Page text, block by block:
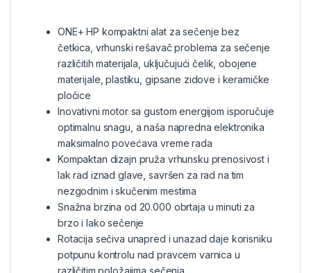
ONE+ HP kompaktni alat za sečenje bez
četkica, vrhunski rešavač problema za sečenje
različitih materijala, uključujući čelik, obojene
materijale, plastiku, gipsane zidove i keramičke
pločice
Inovativni motor sa gustom energijom isporučuje
optimalnu snagu, a naša napredna elektronika
maksimalno povećava vreme rada
Kompaktan dizajn pruža vrhunsku prenosivost i
lak rad iznad glave, savršen za rad na tim
nezgodnim i skučenim mestima
Snažna brzina od 20.000 obrtaja u minuti za
brzo i lako sečenje
Rotacija sečiva unapred i unazad daje korisniku
potpunu kontrolu nad pravcem varnica u
različitim položajima sečenja